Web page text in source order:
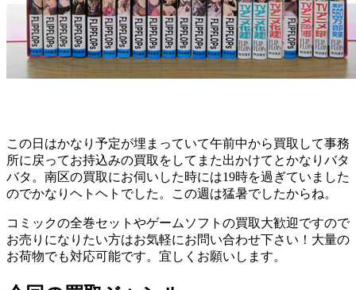
この日はかなり予定が埋まっていて午前中から買取して事務
所に戻ってお持込みの買取をしてまた出かけてとかなりバタ
バタ。南区の買取にお伺いした時には19時を過ぎていました
のでかなりヘトヘトでした。この週は猛暑でしたからね。
コミックの全巻セットやゲームソフトの買取大歓迎ですので
お売りになりたい方はお気軽にお問い合わせ下さい！大量の
お荷物でも対応可能です。宜しくお願いします。